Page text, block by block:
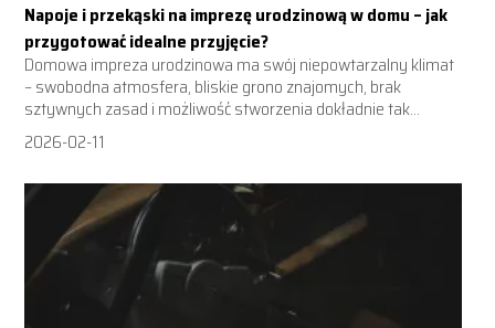
Napoje i przekąski na imprezę urodzinową w domu – jak
przygotować idealne przyjęcie?
Domowa impreza urodzinowa ma swój niepowtarzalny klimat
– swobodna atmosfera, bliskie grono znajomych, brak
sztywnych zasad i możliwość stworzenia dokładnie tak...
2026-02-11